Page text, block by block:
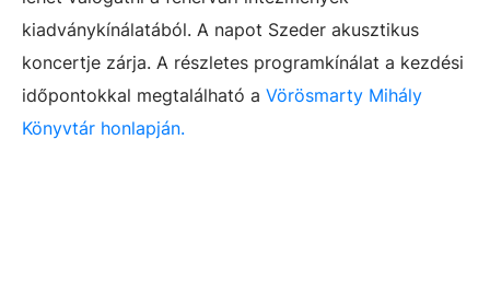
kiadványkínálatából. A napot Szeder akusztikus
koncertje zárja. A részletes programkínálat a kezdési
időpontokkal megtalálható a Vörösmarty Mihály
Könyvtár honlapján.